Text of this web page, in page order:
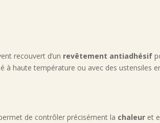
recouvert d’un revêtement antiadhésif
à haute température ou avec des ustensiles
de contrôler précisément la chaleur et